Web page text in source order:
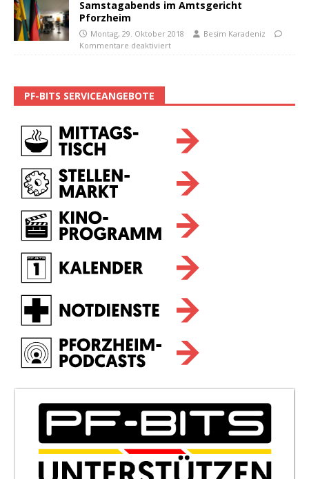
Samstagabends im Amtsgericht
Pforzheim
Montag, 29. Oktober 2018
Besim Karadeniz
Kommentare deaktiviert
PF-BITS SERVICEANGEBOTE